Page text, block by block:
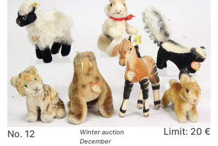
No. 12
Winter auction
December
Limit: 20 €